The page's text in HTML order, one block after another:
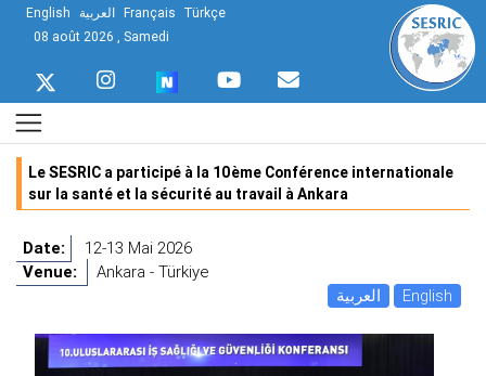
English العربية Français Türkçe
08 août 2026 , Samedi
Le SESRIC a participé à la 10ème Conférence internationale
sur la santé et la sécurité au travail à Ankara
Date:
12-13 Mai 2026
Venue:
Ankara - Türkiye
العربية
English